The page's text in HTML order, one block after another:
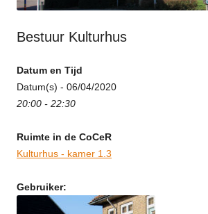
Bestuur Kulturhus
Datum en Tijd
Datum(s) - 06/04/2020
20:00 - 22:30
Ruimte in de CoCeR
Kulturhus - kamer 1.3
Gebruiker: